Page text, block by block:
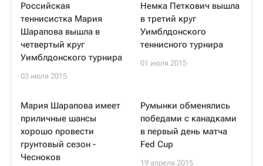
Российская
теннисистка Мария
Шарапова вышла в
четвертый круг
Уимблдонского турнира
03 июля 2015
Немка Петкович вышла
в третий круг
Уимблдонского
теннисного турнира
01 июля 2015
Мария Шарапова имеет
приличные шансы
хорошо провести
грунтовый сезон -
Чесноков
Румынки обменялись
победами с канадками
в первый день матча
Fed Cup
19 апреля 2015